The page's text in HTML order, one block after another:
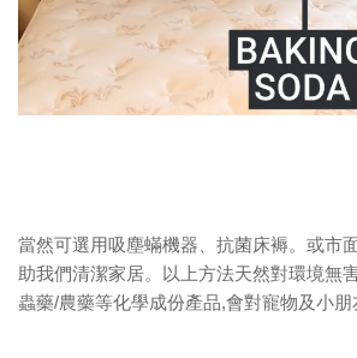
當然可選用吸塵蟎機器、抗菌床褥。或市
助我們清潔家居。以上方法天然對環境無
蟲藥/農藥等化學成份產品,會對寵物及小朋